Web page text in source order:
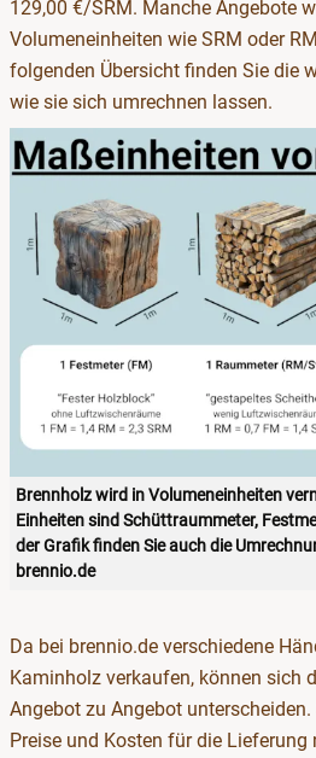
129,00 €/SRM. Manche Angebote
Volumeneinheiten wie SRM oder
folgenden Übersicht finden Sie die
wie sie sich umrechnen lassen.
Brennholz wird in Volumeneinheiten
Einheiten sind Schüttraummeter,
der Grafik finden Sie auch die
brennio.de
Da bei brennio.de verschiedene
Kaminholz verkaufen, können sich
Angebot zu Angebot
Preise und Kosten für die